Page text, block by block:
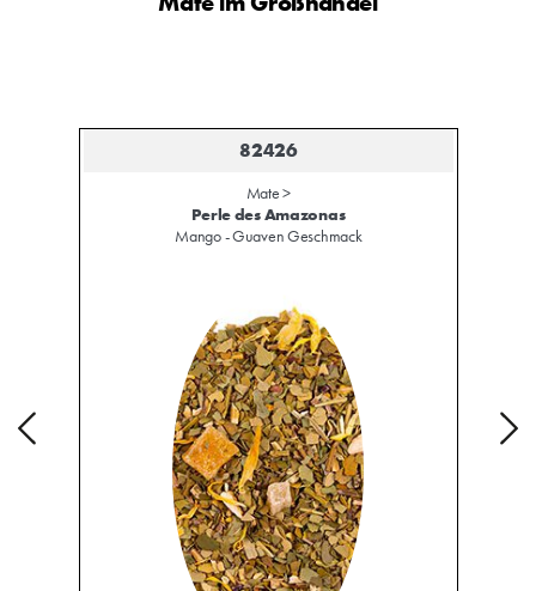
82426
Mate >
Perle des Amazonas
Mango - Guaven Geschmack